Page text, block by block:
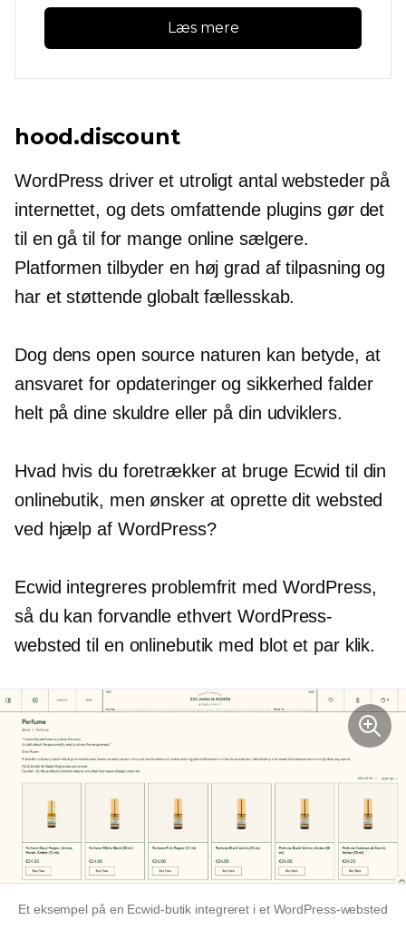
Læs mere
hood.discount
WordPress driver et utroligt antal websteder på
internettet, og dets omfattende plugins gør det
til engå til for mange online sælgere.
Platformen tilbyder en høj grad af tilpasning og
har et støttende globalt fællesskab.
Dog densopen source naturen kan betyde, at
ansvaret for opdateringer og sikkerhed falder
helt på dine skuldre eller på din udviklers.
Hvad hvis du foretrækker at bruge Ecwid til din
onlinebutik, men ønsker at oprette dit websted
ved hjælp af WordPress?
Ecwid integreres problemfrit med WordPress,
så du kan forvandle ethvert WordPress-
websted til en onlinebutik med blot et par klik.
Et eksempel på en Ecwid-butik integreret i et WordPress-websted